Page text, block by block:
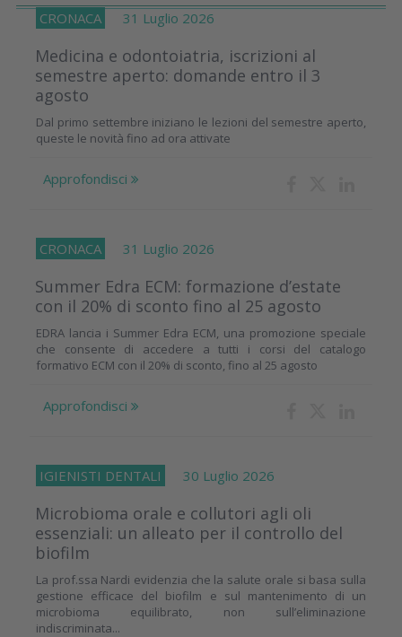
CRONACA 31 Luglio 2026
Medicina e odontoiatria, iscrizioni al
semestre aperto: domande entro il 3
agosto
Dal primo settembre iniziano le lezioni del semestre aperto,
queste le novità fino ad ora attivate
Approfondisci
CRONACA 31 Luglio 2026
Summer Edra ECM: formazione d’estate
con il 20% di sconto fino al 25 agosto
EDRA lancia i Summer Edra ECM, una promozione speciale
che consente di accedere a tutti i corsi del catalogo
formativo ECM con il 20% di sconto, fino al 25 agosto
Approfondisci
IGIENISTI DENTALI 30 Luglio 2026
Microbioma orale e collutori agli oli
essenziali: un alleato per il controllo del
biofilm
La prof.ssa Nardi evidenzia che la salute orale si basa sulla
gestione efficace del biofilm e sul mantenimento di un
microbioma equilibrato, non sull’eliminazione
indiscriminata...